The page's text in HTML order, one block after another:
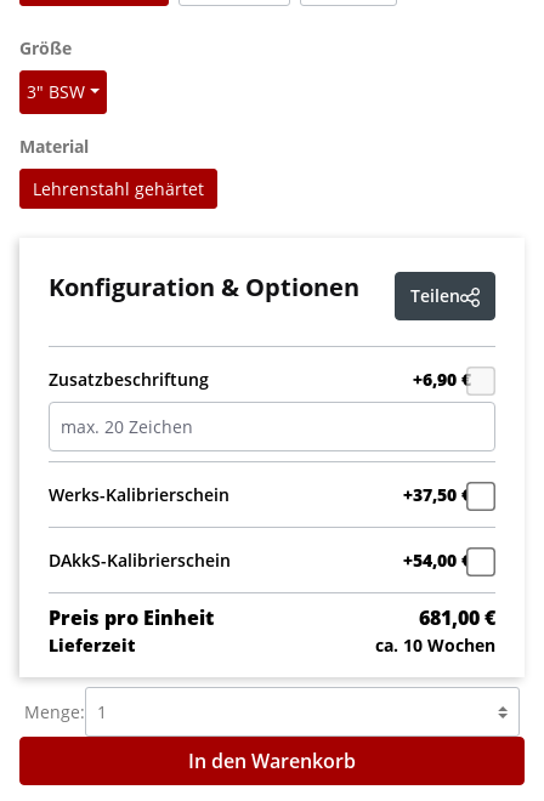
Größeauswählen
3" BSW
Materialauswählen
Lehrenstahl gehärtet
Konfiguration & Optionen Teilen
Zusatzbeschriftung +6,90 €
Werks-Kalibrierschein +37,50 €
DAkkS-Kalibrierschein +54,00 €
Preis pro Einheit 681,00 €
Lieferzeit ca. 10 Wochen
Menge:
In den Warenkorb